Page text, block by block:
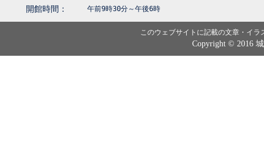
開館時間： 午前9時30分～午後6時
このウェブサイトに記載の文章・イ
Copyright © 2016